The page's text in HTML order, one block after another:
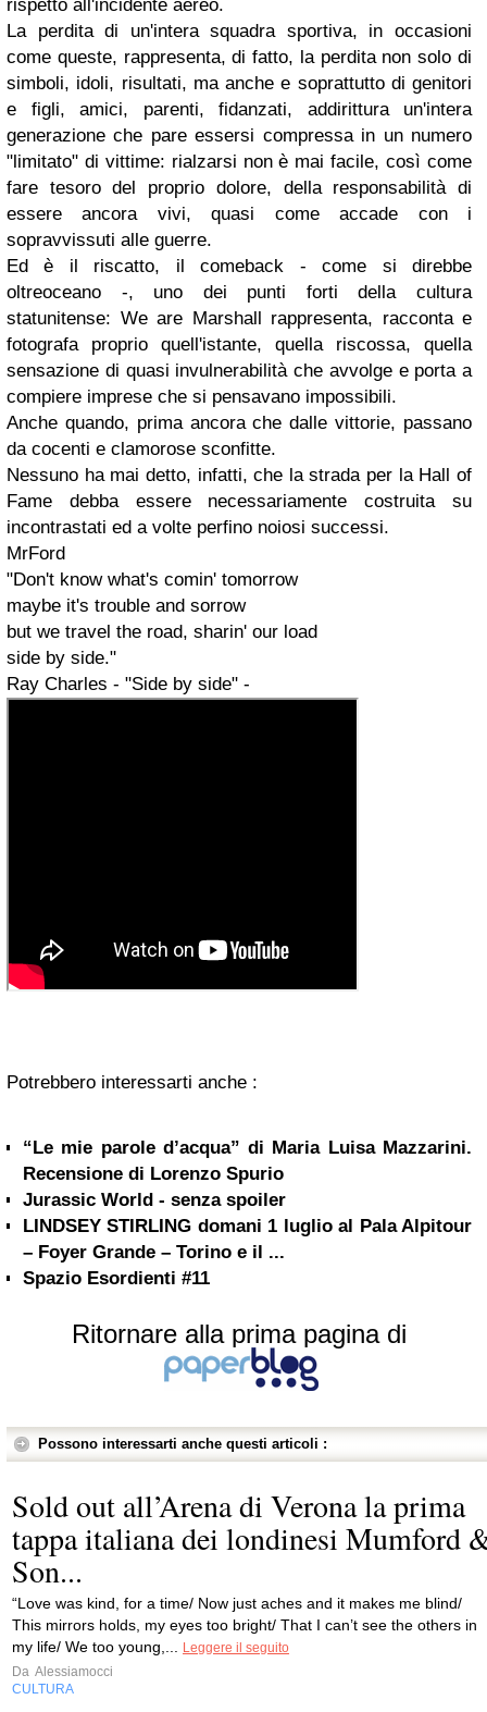
rispetto all'incidente aereo.
La perdita di un'intera squadra sportiva, in occasioni
come queste, rappresenta, di fatto, la perdita non solo di
simboli, idoli, risultati, ma anche e soprattutto di genitori
e figli, amici, parenti, fidanzati, addirittura un'intera
generazione che pare essersi compressa in un numero
"limitato" di vittime: rialzarsi non è mai facile, così come
fare tesoro del proprio dolore, della responsabilità di
essere ancora vivi, quasi come accade con i
sopravvissuti alle guerre.
Ed è il riscatto, il comeback - come si direbbe
oltreoceano -, uno dei punti forti della cultura
statunitense: We are Marshall rappresenta, racconta e
fotografa proprio quell'istante, quella riscossa, quella
sensazione di quasi invulnerabilità che avvolge e porta a
compiere imprese che si pensavano impossibili.
Anche quando, prima ancora che dalle vittorie, passano
da cocenti e clamorose sconfitte.
Nessuno ha mai detto, infatti, che la strada per la Hall of
Fame debba essere necessariamente costruita su
incontrastati ed a volte perfino noiosi successi.
MrFord
"Don't know what's comin' tomorrow
maybe it's trouble and sorrow
but we travel the road, sharin' our load
side by side."
Ray Charles - "Side by side" -
Potrebbero interessarti anche :
“Le mie parole d’acqua” di Maria Luisa Mazzarini.
Recensione di Lorenzo Spurio
Jurassic World - senza spoiler
LINDSEY STIRLING domani 1 luglio al Pala Alpitour
– Foyer Grande – Torino e il ...
Spazio Esordienti #11
Ritornare alla prima pagina di
Possono interessarti anche questi articoli :
Sold out all’Arena di Verona la prima
tappa italiana dei londinesi Mumford
Son...
“Love was kind, for a time/ Now just aches and it makes me blind/
This mirrors holds, my eyes too bright/ That I can’t see the others in
my life/ We too young,...
Leggere il seguito
Da Alessiamocci
CULTURA